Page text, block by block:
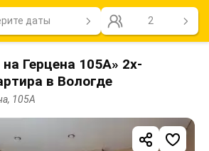
даты 2
Герцена 105А» 2х-
в Вологде
105А